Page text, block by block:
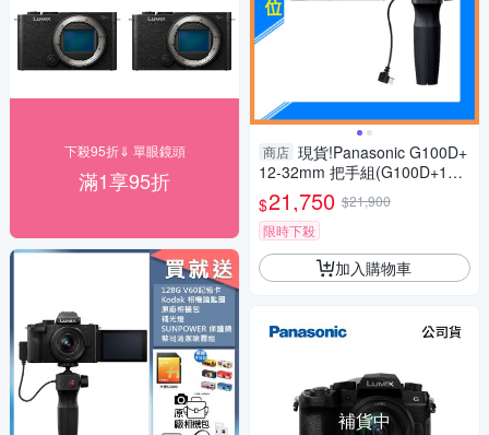
下殺95折⇓ 單眼鏡頭
滿1享95折
商店 現貨!Panasonic G100D+
12-32mm 把手組(G100D+123
2+SHGR2，公司貨)G100
$21,750 $21,900
限時下殺
加入購物車
補貨中